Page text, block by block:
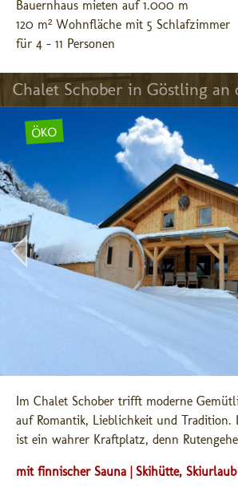
Bauernhaus mieten auf 1.000 m
120 m² Wohnfläche mit 5 Schlafzimmer
für 4 - 11 Personen
Chalet Schober in Göstling an
ÖKO
Im Chalet Schober trifft moderne
auf Romantik, Lieblichkeit und Tradition.
ist ein wahrer Kraftplatz, denn
mit finnischer Sauna | Skihütte, Skiurlaub